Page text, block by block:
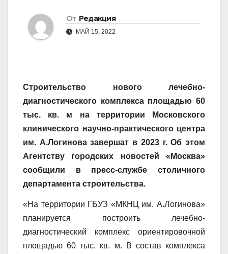
От Редакция
МАЙ 15, 2022
Строительство нового лечебно-
диагностического комплекса площадью 60
тыс. кв. м на территории Московского
клинического научно-практического центра
им. А.Логинова завершат в 2023 г. Об этом
Агентству городских новостей «Москва»
сообщили в пресс-службе столичного
департамента строительства.
«На территории ГБУЗ «МКНЦ им. А.Логинова»
планируется построить лечебно-
диагностический комплекс ориентировочной
площадью 60 тыс. кв. м. В состав комплекса